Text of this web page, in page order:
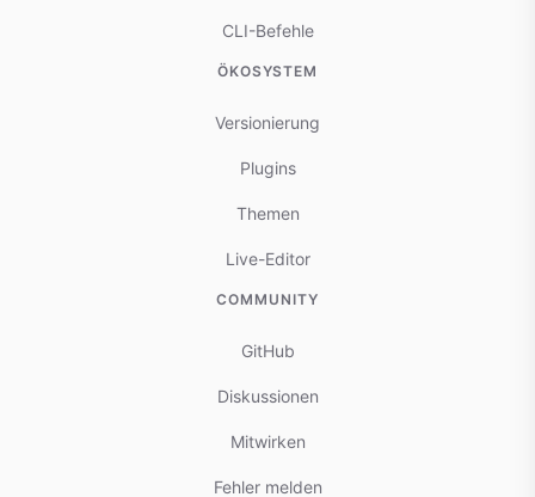
CLI-Befehle
ÖKOSYSTEM
Versionierung
Plugins
Themen
Live-Editor
COMMUNITY
GitHub
Diskussionen
Mitwirken
Fehler melden